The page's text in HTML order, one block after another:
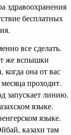
здравоохранения
бесплатных
все сделать.
же вспышки
когда она от вас
проходит.
запускает линию.
языке.
языке.
казахи там